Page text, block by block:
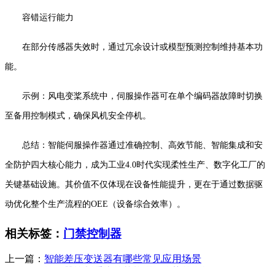
容错运行能力
在部分传感器失效时，通过冗余设计或模型预测控制维持基本功
能。
示例：风电变桨系统中，伺服操作器可在单个编码器故障时切换
至备用控制模式，确保风机安全停机。
总结：智能伺服操作器通过准确控制、高效节能、智能集成和安
全防护四大核心能力，成为工业4.0时代实现柔性生产、数字化工厂的
关键基础设施。其价值不仅体现在设备性能提升，更在于通过数据驱
动优化整个生产流程的OEE（设备综合效率）。
相关标签： 门禁控制器
上一篇： 智能差压变送器有哪些常见应用场景